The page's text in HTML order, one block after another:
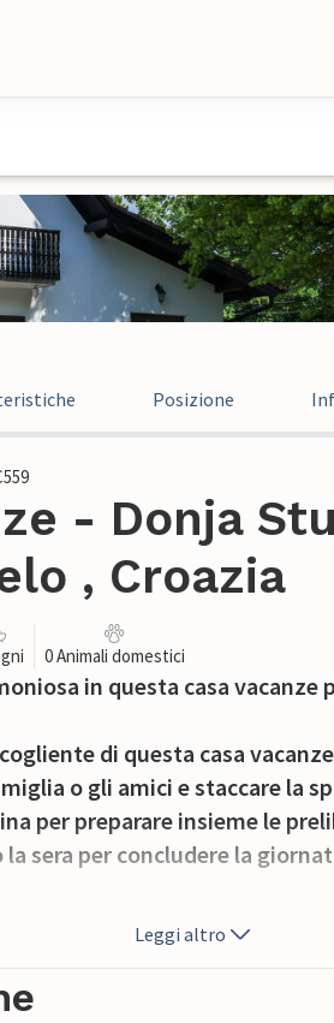
Posizione
- Donja
, Croazia
0 Animali domestici
in questa casa vacanze
di questa casa
o gli amici e staccare la
per preparare insieme le
sera per concludere la
giochino ed esplorino la
sole in piscina. Godetevi
Leggi altro